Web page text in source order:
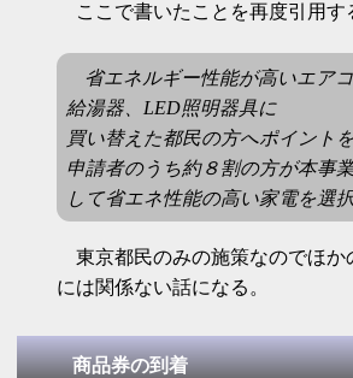
ここで書いたことを再度引用す
省エネルギー性能が高いエア
給湯器、LED照明器具に
買い替えた都民の方へポイント
申請者のうち約８割の方が本事
して省エネ性能の高い家電を選
東京都民のみの施策なのでほか
には関係ない話になる。
商品券の到着